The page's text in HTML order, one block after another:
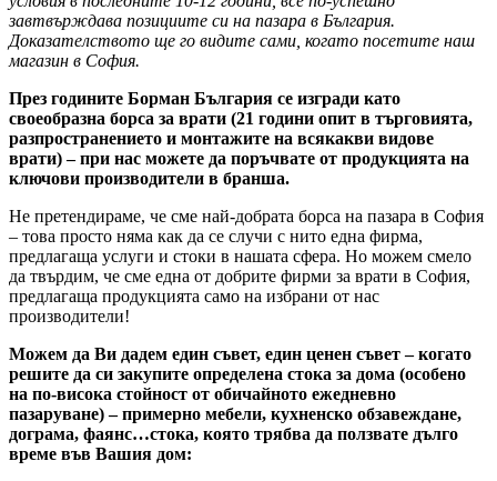
завтвърждава позициите си на пазара в България.
Доказателството ще го видите сами, когато посетите наш
магазин в София.
През годините Борман България се изгради като
своеобразна борса за врати (21 години опит в търговията,
разпространението и монтажите на всякакви видове
врати) – при нас можете да поръчвате от продукцията на
ключови производители в бранша.
Не претендираме, че сме най-добрата борса на пазара в София
– това просто няма как да се случи с нито една фирма,
предлагаща услуги и стоки в нашата сфера. Но можем смело
да твърдим, че сме една от добрите фирми за врати в София,
предлагаща продукцията само на избрани от нас
производители!
Можем да Ви дадем един съвет, един ценен съвет – когато
решите да си закупите определена стока за дома (особено
на по-висока стойност от обичайното ежедневно
пазаруване) – примерно мебели, кухненско обзавеждане,
дограма, фаянс…стока, която трябва да ползвате дълго
време във Вашия дом: